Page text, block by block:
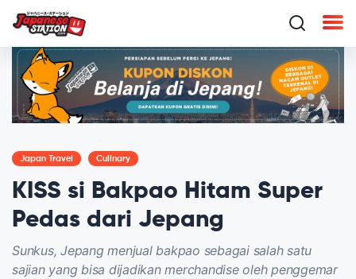
Japan Travel Culinary
KISS si Bakpao Hitam Super
Pedas dari Jepang
Sunkus, Jepang menjual bakpao sebagai salah satu
sajian yang bisa dijadikan merchandise oleh penggemar